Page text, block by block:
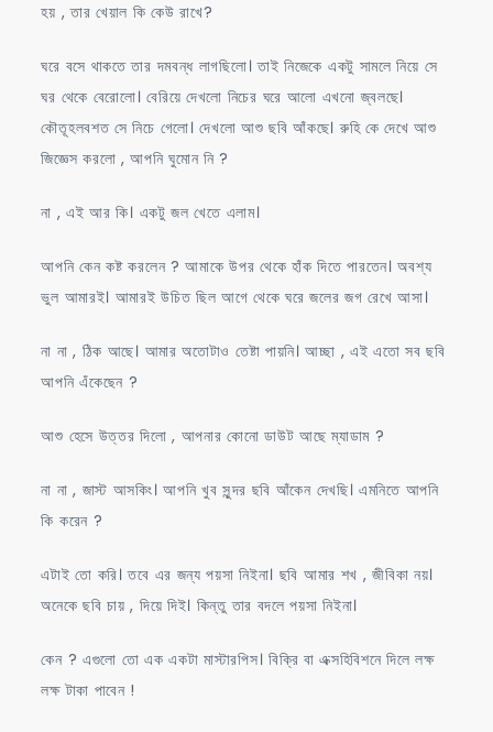
হয় , তার খেয়াল কি কেউ রাখে?
ঘরে বসে থাকতে তার দমবন্ধ লাগছিলো। তাই নিজেকে একটু সামলে নিয়ে সে
ঘর থেকে বেরোলো। বেরিয়ে দেখলো নিচের ঘরে আলো এখনো জ্বলছে।
কৌতূহলবশত সে নিচে গেলো। দেখলো আশু ছবি আঁকছে। রুহি কে দেখে আশু
জিজ্ঞেস করলো , আপনি ঘুমোন নি ?
না , এই আর কি। একটু জল খেতে এলাম।
আপনি কেন কষ্ট করলেন ? আমাকে উপর থেকে হাঁক দিতে পারতেন। অবশ্য
ভুল আমারই। আমারই উচিত ছিল আগে থেকে ঘরে জলের জগ রেখে আসা।
না না , ঠিক আছে। আমার অতোটাও তেষ্টা পায়নি। আচ্ছা , এই এতো সব ছবি
আপনি এঁকেছেন ?
আশু হেসে উত্তর দিলো , আপনার কোনো ডাউট আছে ম্যাডাম ?
না না , জাস্ট আসকিং। আপনি খুব সুন্দর ছবি আঁকেন দেখছি। এমনিতে আপনি
কি করেন ?
এটাই তো করি। তবে এর জন্য পয়সা নিইনা। ছবি আমার শখ , জীবিকা নয়।
অনেকে ছবি চায় , দিয়ে দিই। কিন্তু তার বদলে পয়সা নিইনা।
কেন ? এগুলো তো এক একটা মাস্টারপিস। বিক্রি বা এক্সহিবিশনে দিলে লক্ষ
লক্ষ টাকা পাবেন !